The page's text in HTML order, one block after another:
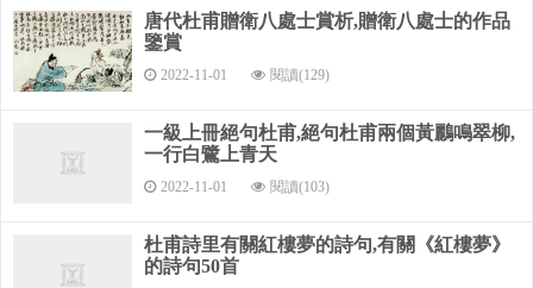
北轅就涇渭，官渡又改轍。
群冰從西下，極目高崒兀。
疑是崆峒來，恐觸天柱折。
河梁幸未坼，枝撐聲窸窣。
老妻寄異縣，十口隔風雪。
唐代杜甫贈衛八處士賞析,贈衛八處士的作品
鑒賞
2022-11-01 閱讀(129)
一級上冊絕句杜甫,絕句杜甫兩個黃鸝鳴翠柳,
一行白鷺上青天
2022-11-01 閱讀(103)
杜甫詩里有關紅樓夢的詩句,有關《紅樓夢》
的詩句50首